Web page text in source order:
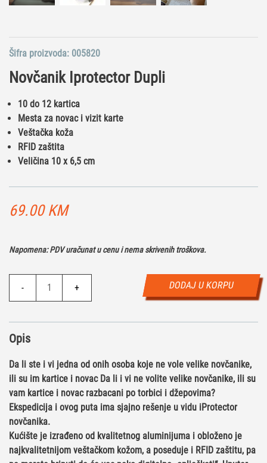
Novčanik Iprotector Dupli
10 do 12 kartica
Mesta za novac i vizit karte
Veštačka koža
RFID zaštita
Veličina 10 x 6,5 cm
69.00 KM
Napomena: PDV uračunat u cenu i nema skrivenih troškova.
-
količina
+ DODAJ U KORPU
Šifra proizvoda: 005820
Opis
Da li ste i vi jedna od onih osoba koje ne vole velike novčanike,
ili su im kartice i novac Da li i vi ne volite velike novčanike, ili su
vam kartice i novac razbacani po torbici i džepovima?
Ekspedicija i ovog puta ima sjajno rešenje u vidu iProtector
novčanika.
Kućište je izrađeno od kvalitetnog aluminijuma i obloženo je
najkvalitetnijom veštačkom kožom, a poseduje i RFID zaštitu, pa